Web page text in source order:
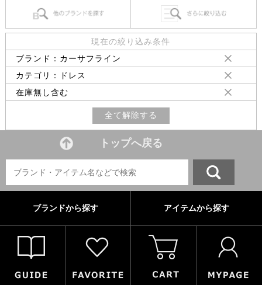
現在の絞り込み条件
ブランド：カーサフライン
カテゴリ：ドレス
在庫無し含む
全て解除する
トップへ戻る
ブランドから探す アイテムから探す